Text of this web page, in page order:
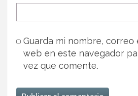
Guarda mi nombre,
web en este navegador
vez que comente.